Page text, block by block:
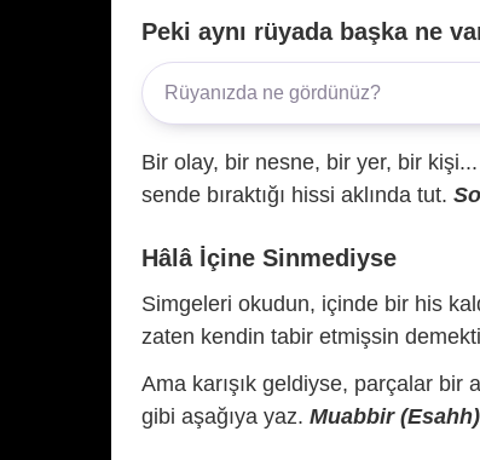
Peki aynı rüyada başka ne
Bir olay, bir nesne, bir yer, bir
sende bıraktığı hissi aklında tut.
Hâlâ İçine Sinmediyse
Simgeleri okudun, içinde bir his
zaten kendin tabir etmişsin
Ama karışık geldiyse, parçalar
gibi aşağıya yaz. Muabbir